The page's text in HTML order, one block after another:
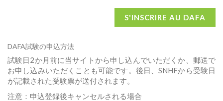
S'INSCRIRE AU DAFA
DAFA試験の申込方法
試験日2か月前に当サイトから申し込んでいただくか、郵送で
お申し込みいただくことも可能です。後日、SNHFから受験日
が記載された受験票が送付されます。
注意：申込登録後キャンセルされる場合